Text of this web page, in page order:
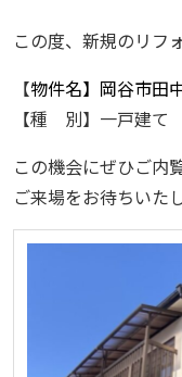
この度、新規のリフ
【物件名】岡谷市
【種 別】一戸建て
この機会にぜひご内
ご来場をお待ちいた